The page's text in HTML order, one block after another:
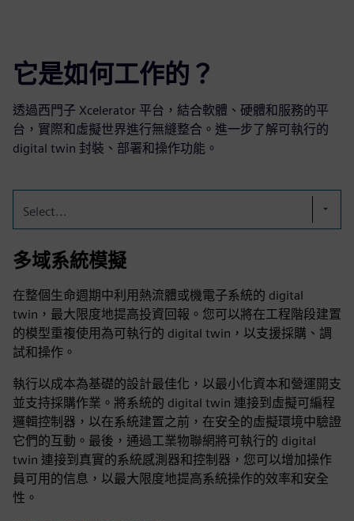
它是如何工作的？
透過西門子 Xcelerator 平台，結合軟體、硬體和服務的平
台，實際和虛擬世界進行無縫整合。進一步了解可執行的
digital twin 封裝、部署和操作功能。
Select...
多域系統模擬
在整個生命週期中利用熱流體或機電子系統的 digital
twin，最大限度地提高投資回報。您可以將在工程階段建置
的模型重複使用為可執行的 digital twin，以支援採購、調
試和操作。
執行以成本為基礎的設計最佳化，以最小化資本和營運開支
並支持採購作業。將系統的 digital twin 連接到虛擬可編程
邏輯控制器，以在系統建置之前，在安全的虛擬環境中驗證
它們的互動。最後，通過工業物聯網將可執行的 digital
twin 連接到真實的系統感測器和控制器，您可以增加操作
員可用的信息，以最大限度地提高系統操作的效率和安全
性。